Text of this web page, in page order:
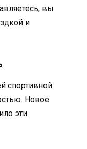
вы
и
спортивной
Новое
эти